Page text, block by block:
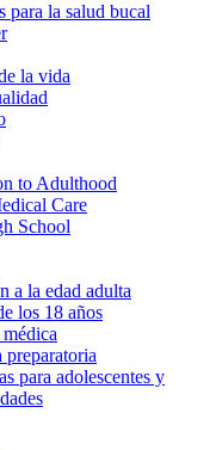
para la salud bucal
la vida
to Adulthood
Care
School
a la edad adulta
los 18 años
preparatoria
para adolescentes y